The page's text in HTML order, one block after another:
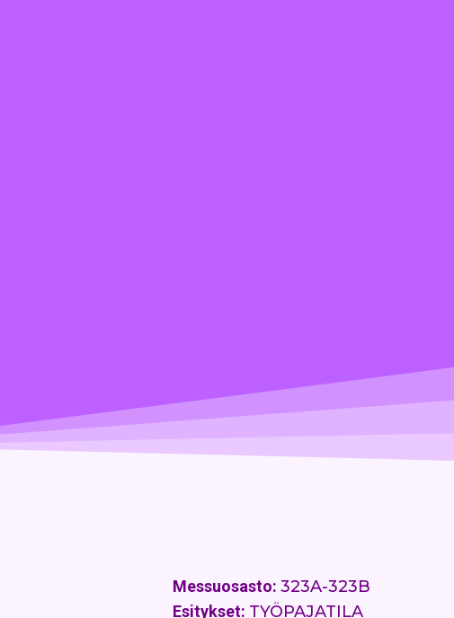
Messuosasto: 323A-323B
Esitykset: TYÖPAJATILA